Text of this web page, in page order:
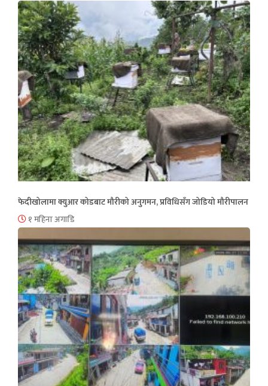
फेदीखोलामा क्युआर कोडबाट मौरीको अनुगमन, प्रविधिसँग जोडियो मौरीपालन
१ महिना अगाडि